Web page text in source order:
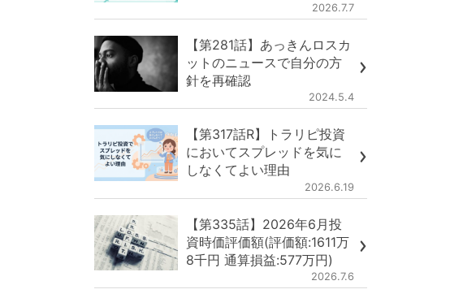
2026.7.7
【第281話】あっきんロスカ
ットのニュースで自分の方
針を再確認
2024.5.4
【第317話R】トラリピ投資
においてスプレッドを気に
しなくてよい理由
2026.6.19
【第335話】2026年6月投
資時価評価額(評価額:1611万
8千円 通算損益:577万円)
2026.7.6